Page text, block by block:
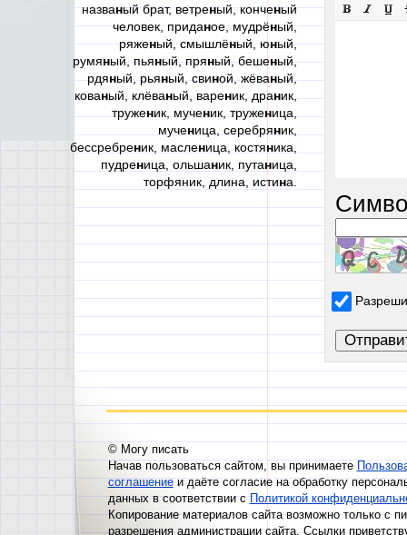
названый брат, ветреный, конченый
человек, приданое, мудрёный,
ряженый, смышлёный, юный,
румяный, пьяный, пряный, бешеный,
рдяный, рьяный, свиной, жёваный,
кованый, клёваный, вареник, драник,
труженик, мученик, труженица,
мученица, серебряник,
бессребреник, масленица, костяника,
пудреница, ольшаник, путаница,
торфяник, длина, истина.
© Могу писать
Начав пользоваться сайтом, вы принимаете
соглашениеи даёте согласие на обработку
данных в соответствии сПолитикой
Копирование материалов сайта возможно только с
разрешения администрации сайта. Ссылки